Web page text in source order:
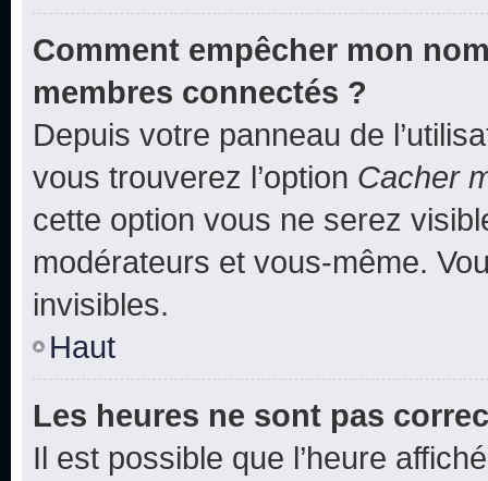
Comment empêcher mon
membres connectés ?
Depuis votre panneau de
vous trouverez l’option Cacher
cette option vous ne serez
modérateurs et vous-même.
invisibles.
Haut
Les heures ne sont pas
Il est possible que l’heure